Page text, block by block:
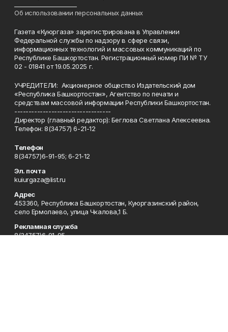
Об использовании персональных данных
Газета «Куюргаза» зарегистрирована в Управлении
Федеральной службы по надзору в сфере связи,
информационных технологий и массовых коммуникаций по
Республике Башкортостан. Регистрационный номер ПИ № ТУ
02 - 01841 от 19.05.2025 г.
УЧРЕДИТЕЛИ: Акционерное общество Издательский дом
«Республика Башкортостан», Агентство по печати и
средствам массовой информации Республики Башкортостан.
----------------------------------
Директор (главный редактор): Беглова Светлана Алексеевна.
Телефон: 8(34757) 6-21-12
Телефон
8(34757)6-91-95; 6-21-12
Эл. почта
kuiurgaza@list.ru
Адрес
453360, Республика Башкортостан, Куюргазинский район,
село Ермолаево, улица Чкалова,1 Б.
Рекламная служба
8(34757)6-91-95